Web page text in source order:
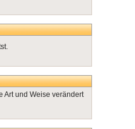
Art und Weise verändert